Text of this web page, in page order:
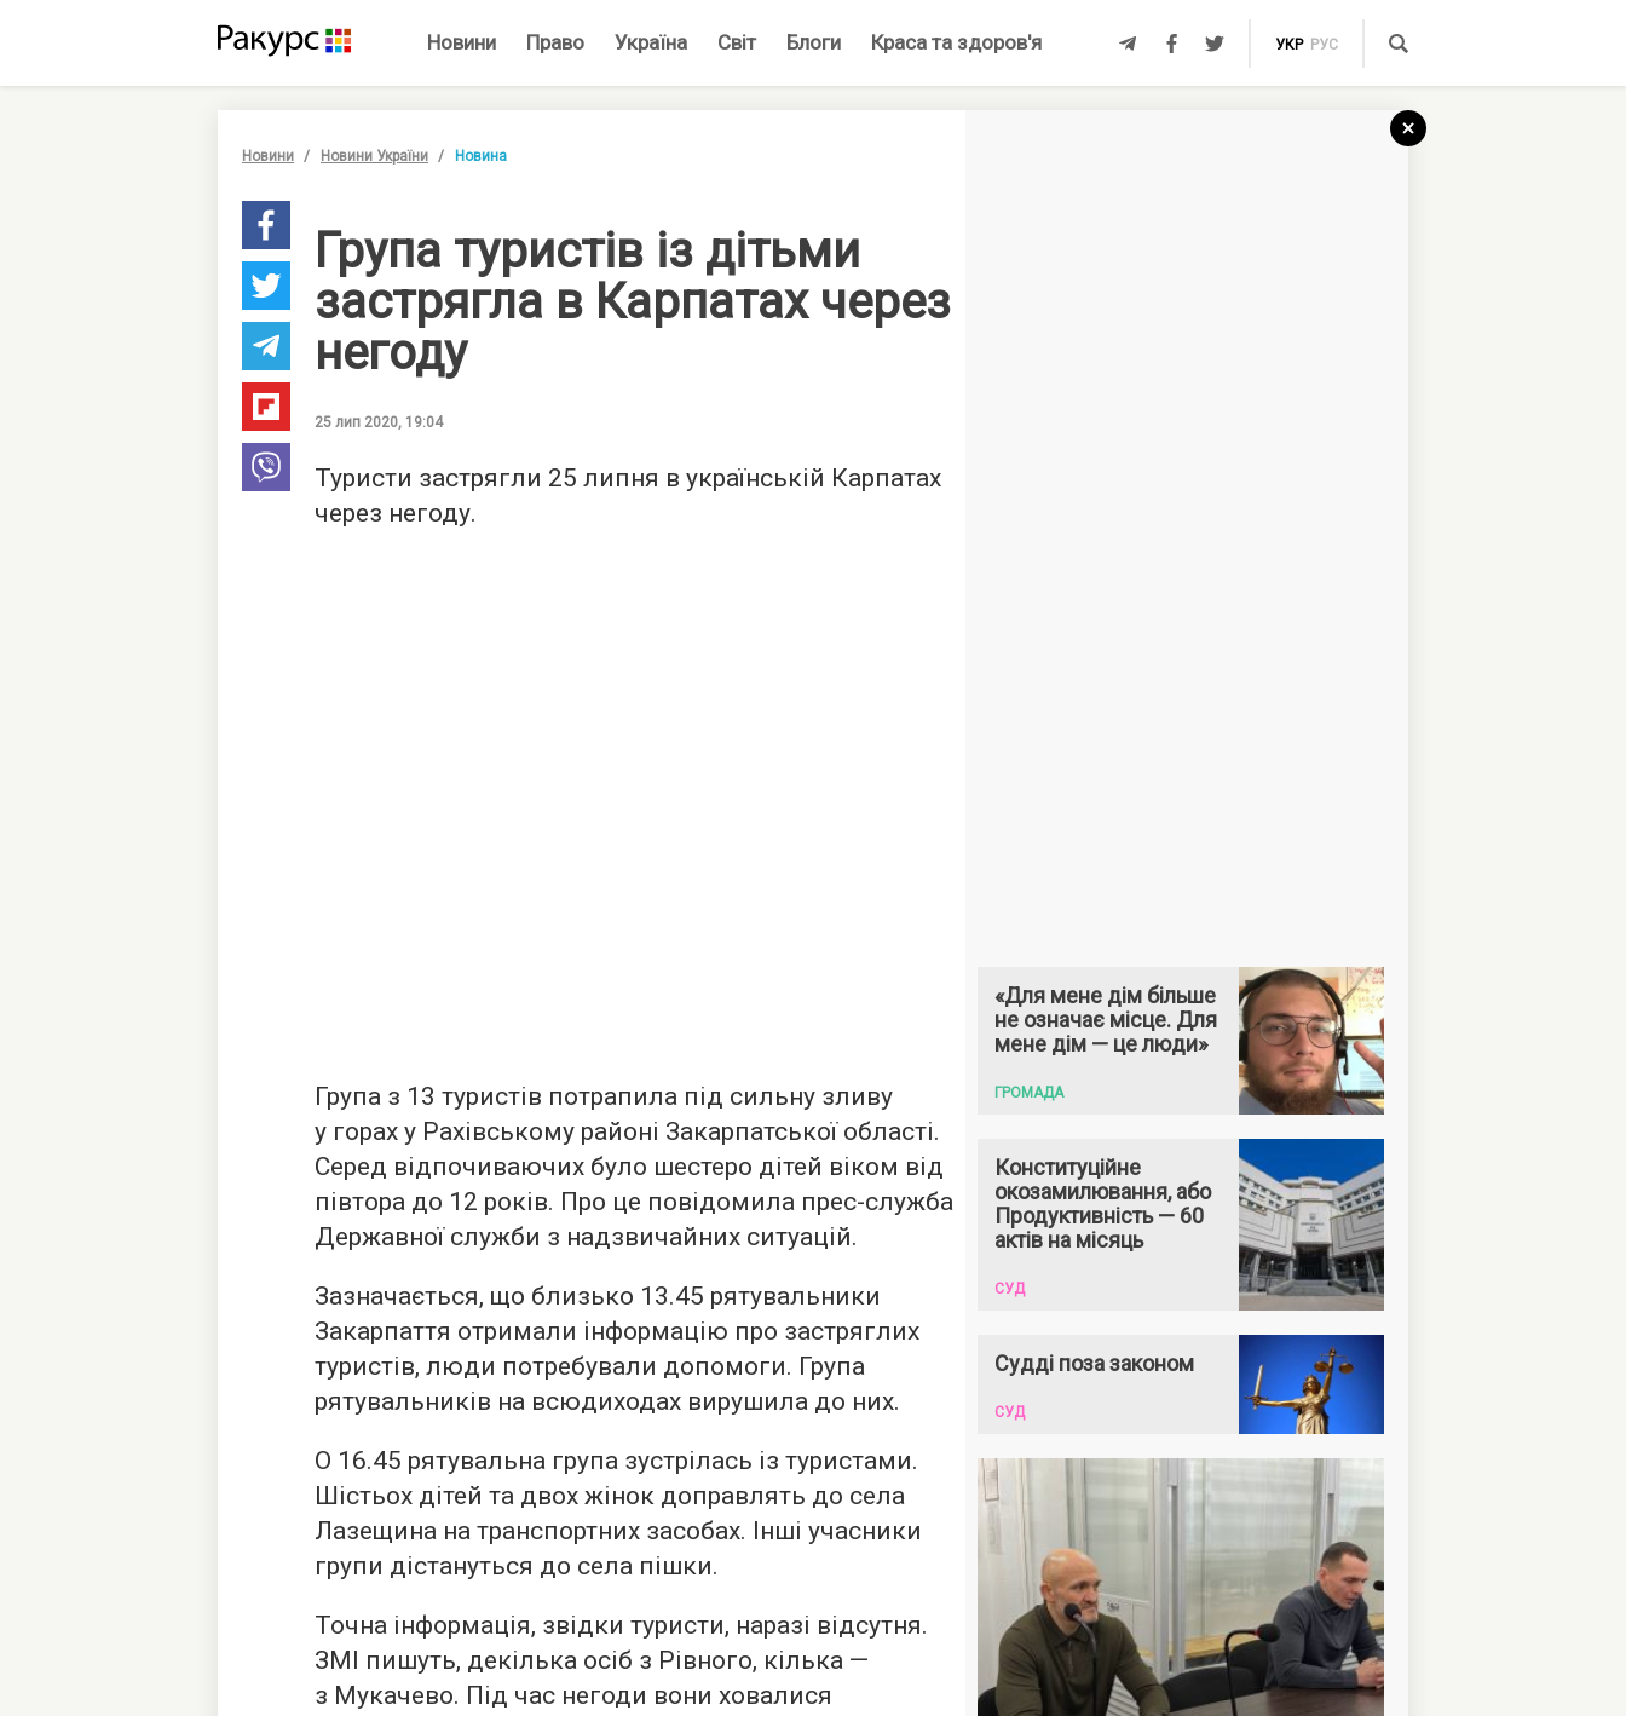
Новини Право Україна Світ Блоги Краса та здоров'я УКР РУС
Новини Новини України Новина
Група туристів із дітьми
застрягла в Карпатах через
негоду
25 лип 2020, 19:04
Туристи застрягли 25 липня в українській Карпатах
через негоду.
Група з 13 туристів потрапила під сильну зливу
у горах у Рахівському районі Закарпатської області.
Серед відпочиваючих було шестеро дітей віком від
півтора до 12 років. Про це повідомила прес-служба
Державної служби з надзвичайних ситуацій.
Зазначається, що близько 13.45 рятувальники
Закарпаття отримали інформацію про застряглих
туристів, люди потребували допомоги. Група
рятувальників на всюдиходах вирушила до них.
О 16.45 рятувальна група зустрілась із туристами.
Шістьох дітей та двох жінок доправлять до села
Лазещина на транспортних засобах. Інші учасники
групи дістануться до села пішки.
Точна інформація, звідки туристи, наразі відсутня.
ЗМІ пишуть, декілька осіб з Рівного, кілька —
з Мукачево. Під час негоди вони ховалися
«Для мене дім більше
не означає місце. Для
мене дім — це люди»
ГРОМАДА
Конституційне
окозамилювання, або
Продуктивність — 60
актів на місяць
СУД
Судді поза законом
СУД